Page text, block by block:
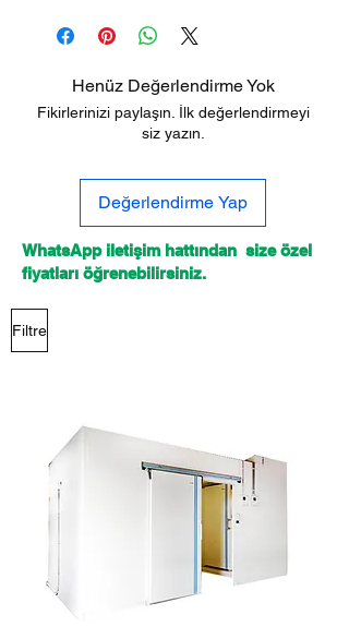
Henüz Değerlendirme Yok
Fikirlerinizi paylaşın. İlk değerlendirmeyi
siz yazın.
Değerlendirme Yap
WhatsApp iletişim hattından size özel
fiyatları öğrenebilirsiniz.
Filtre